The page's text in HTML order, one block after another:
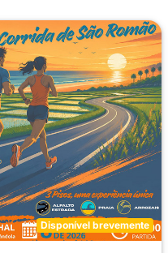
Disponível brevemente